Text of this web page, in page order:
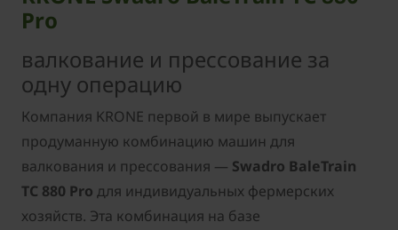
Pro
валкование и прессование за
одну операцию
Компания KRONE первой в мире выпускает
продуманную комбинацию машин для
валкования и прессования — Swadro BaleTrain
TC 880 Pro для индивидуальных фермерских
хозяйств. Эта комбинация на базе